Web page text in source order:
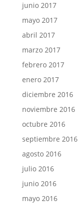
junio 2017
mayo 2017
abril 2017
marzo 2017
febrero 2017
enero 2017
diciembre 2016
noviembre 2016
octubre 2016
septiembre 2016
agosto 2016
julio 2016
junio 2016
mayo 2016